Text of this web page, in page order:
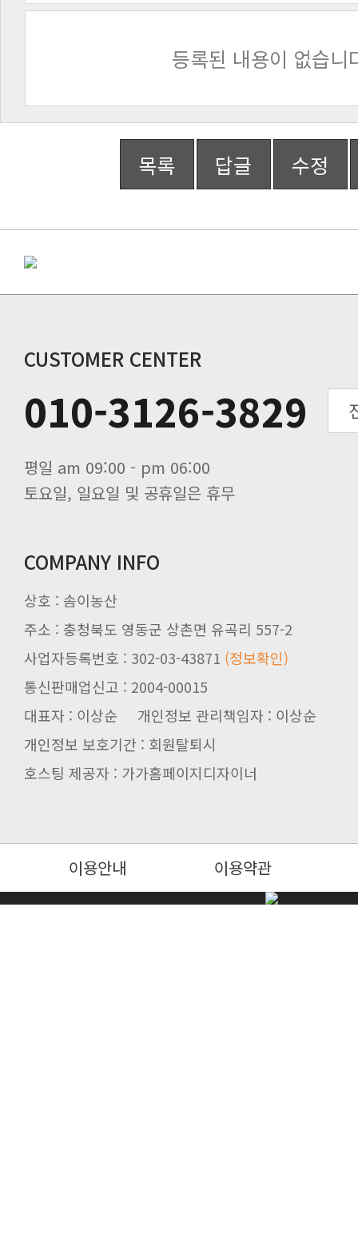
등록된 내용이 없습니
목록 답글 수정
CUSTOMER CENTER
010-3126-3829
평일 am 09:00 - pm 06:00
토요일, 일요일 및 공휴일은 휴무
COMPANY INFO
상호 : 솜이농산
주소 : 충청북도 영동군 상촌면 유곡리 557-2
사업자등록번호 : 302-03-43871 (정보확인)
통신판매업신고 : 2004-00015
대표자 : 이상순 개인정보 관리책임자 : 이상순
개인정보 보호기간 : 회원탈퇴시
호스팅 제공자 : 가가홈페이지디자이너
이용안내 이용약관